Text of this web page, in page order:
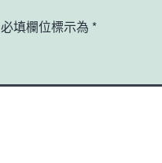
必填欄位標示為 *